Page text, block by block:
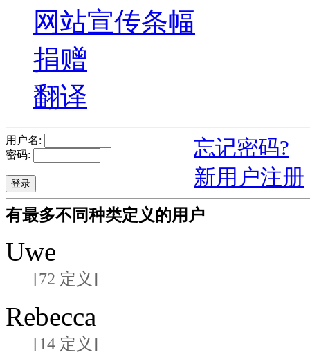
网站宣传条幅
捐赠
翻译
用户名:
密码:
忘记密码?
新用户注册
有最多不同种类定义的用户
Uwe
[72 定义]
Rebecca
[14 定义]